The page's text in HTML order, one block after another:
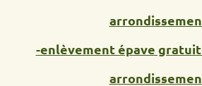
-enlèvement épave gratuit